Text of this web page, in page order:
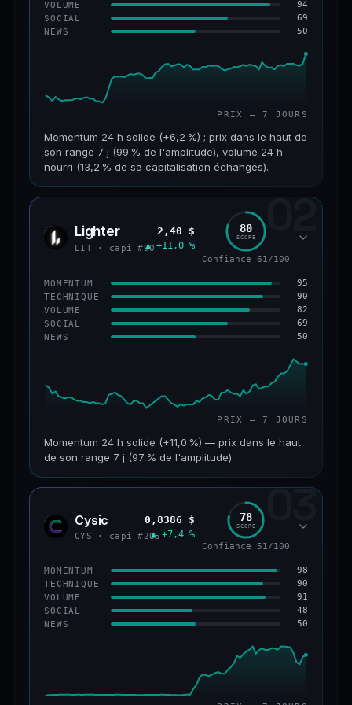
VOLUME 94
SOCIAL 69
NEWS 50
PRIX — 7 JOURS
Momentum 24 h solide (+6,2 %) ; prix dans le haut de
son range 7 j (99 % de l'amplitude), volume 24 h
nourri (13,2 % de sa capitalisation échangés).
CAP. MARCHÉ VOLUME 24 H
VAR. 7 J VAR. 30 J
+32,8 %
VS ATH
−93,6 %
CONFIANCE 64/100
02
LIT Lighter
LIT · capi #90
2,40 $
▲ +11,0 %
80
SCORE
Confiance 61/100
MOMENTUM 95
TECHNIQUE 90
VOLUME 82
SOCIAL 69
NEWS 50
PRIX — 7 JOURS
Momentum 24 h solide (+11,0 %) — prix dans le haut
de son range 7 j (97 % de l'amplitude).
CAP. MARCHÉ VOLUME 24 H
VAR. 7 J VAR. 30 J
+2,1 %
VS ATH
−69,5 % #90
CONFIANCE 61/100
03
CYS Cysic
CYS · capi #205
0,8386 $
▲ +7,4 %
78
SCORE
Confiance 51/100
MOMENTUM 98
TECHNIQUE 90
VOLUME 91
SOCIAL 48
NEWS 50